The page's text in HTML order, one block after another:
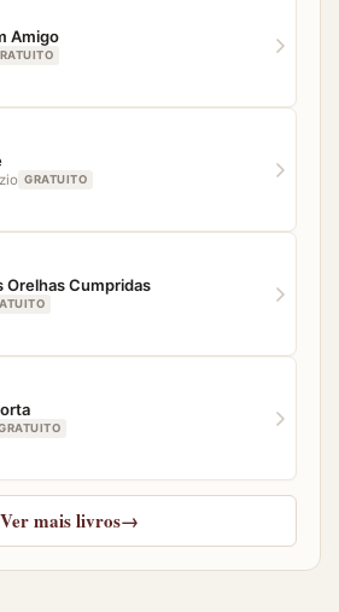
pronta para ajudar.
Amigo
GRATUITO
Orelhas Cumpridas
Ver mais livros→